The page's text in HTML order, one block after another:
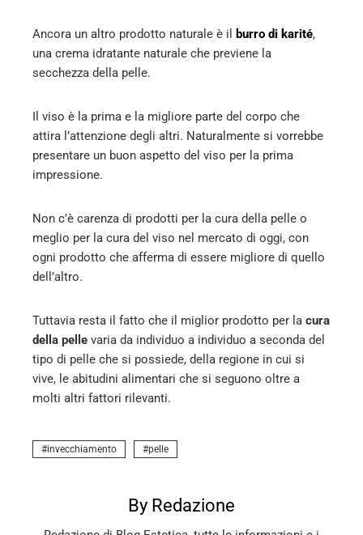
Ancora un altro prodotto naturale è il burro di karité,
una crema idratante naturale che previene la
secchezza della pelle.
Il viso è la prima e la migliore parte del corpo che
attira l’attenzione degli altri. Naturalmente si vorrebbe
presentare un buon aspetto del viso per la prima
impressione.
Non c’è carenza di prodotti per la cura della pelle o
meglio per la cura del viso nel mercato di oggi, con
ogni prodotto che afferma di essere migliore di quello
dell’altro.
Tuttavia resta il fatto che il miglior prodotto per la cura
della pelle varia da individuo a individuo a seconda del
tipo di pelle che si possiede, della regione in cui si
vive, le abitudini alimentari che si seguono oltre a
molti altri fattori rilevanti.
invecchiamento pelle
By Redazione